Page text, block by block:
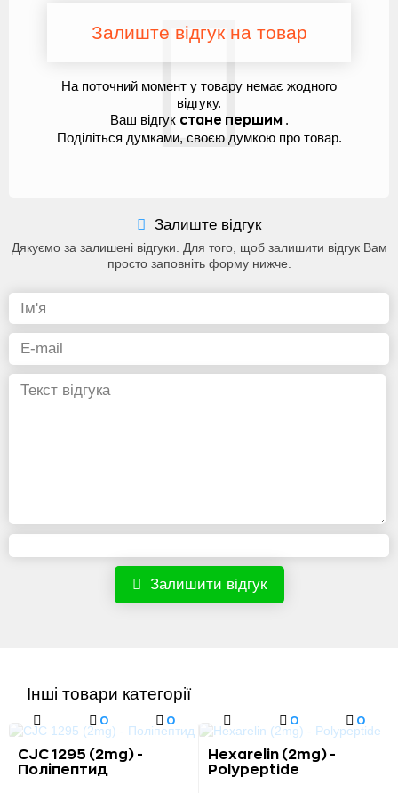
Залиште відгук на товар
На поточний момент у товару немає жодного
відгуку.
Ваш відгук стане першим .
Поділіться думками, своєю думкою про товар.
Залиште відгук
Дякуємо за залишені відгуки. Для того, щоб залишити відгук Вам
просто заповніть форму нижче.
Залишити відгук
Інші товари категорії
0 0
CJC 1295 (2mg) -
Поліпептид
0 0
Hexarelin (2mg) -
Polypeptide